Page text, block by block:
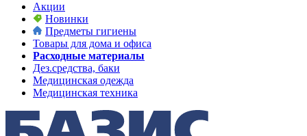
Акции
Новинки
Предметы гигиены
Товары для дома и офиса
Расходные материалы
Дез.средства, баки
Медицинская одежда
Медицинская техника